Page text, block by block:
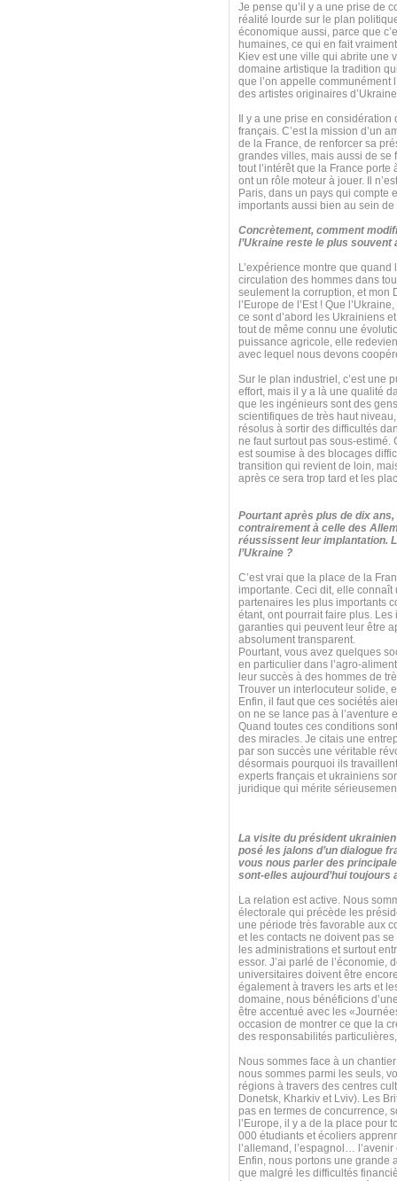
Je pense qu’il y a une prise de
réalité lourde sur le plan
économique aussi, parce que
humaines, ce qui en fait
Kiev est une ville qui abrite une
domaine artistique la tradition
que l’on appelle communément
des artistes originaires
Il y a une prise en
français. C’est la mission d’un
de la France, de renforcer sa
grandes villes, mais aussi de se
tout l’intérêt que la France
ont un rôle moteur à jouer. Il
Paris, dans un pays qui compte
importants aussi bien au sein de
Concrètement, comment
l’Ukraine reste le plus
L’expérience montre que
circulation des hommes dans
seulement la corruption, et mon
l’Europe de l’Est ! Que
ce sont d’abord les Ukrainiens
tout de même connu une
puissance agricole, elle
avec lequel nous devons
Sur le plan industriel, c’est une
effort, mais il y a là une qualité
que les ingénieurs sont des
scientifiques de très haut
résolus à sortir des difficultés
ne faut surtout pas sous-
est soumise à des blocages
transition qui revient de loin,
après ce sera trop tard et les
Pourtant après plus de dix
contrairement à celle des
réussissent leur implantation.
l’Ukraine ?
C’est vrai que la place de la
importante. Ceci dit, elle
partenaires les plus importants
étant, ont pourrait faire plus.
garanties qui peuvent leur être
absolument transparent.
Pourtant, vous avez quelques
en particulier dans l’agro-
leur succès à des hommes de
Trouver un interlocuteur solide,
Enfin, il faut que ces sociétés
on ne se lance pas à l’aventure
Quand toutes ces conditions
des miracles. Je citais une
par son succès une véritable
désormais pourquoi ils
experts français et ukrainiens
juridique qui mérite
La visite du président
posé les jalons d’un dialogue
vous nous parler des
sont-elles aujourd’hui toujours
La relation est active. Nous
électorale qui précède les
une période très favorable aux
et les contacts ne doivent pas
les administrations et surtout
essor. J’ai parlé de l’économie,
universitaires doivent être
également à travers les arts et
domaine, nous bénéficions
être accentué avec les
occasion de montrer ce que la
des responsabilités
Nous sommes face à un
nous sommes parmi les seuls,
régions à travers des centres
Donetsk, Kharkiv et Lviv). Les
pas en termes de concurrence,
l’Europe, il y a de la place pour
000 étudiants et écoliers
l’allemand, l’espagnol…
Enfin, nous portons une grande
que malgré les difficultés